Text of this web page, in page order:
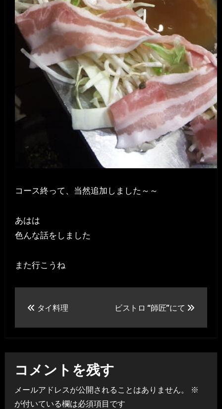
コース終って、当然追加しました～～
あはは
色んな話をしました
また行こうね
ビ
ゲ
ー
タイ料理 ビストロ “師匠”にて
コメントを残す
メールアドレスが公開されることはありません。
※
が付いている欄は必須項目です